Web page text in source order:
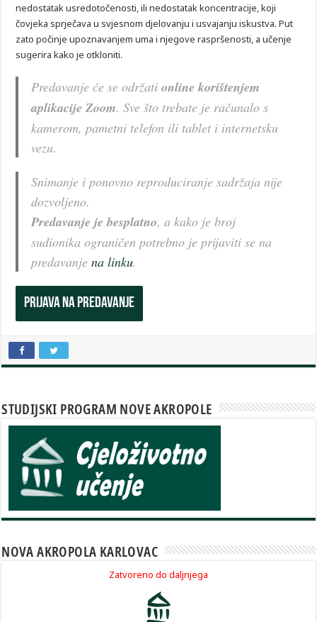
nedostatak usredotočenosti, ili nedostatak koncentracije, koji
čovjeka sprječava u svjesnom djelovanju i usvajanju iskustva. Put
zato počinje upoznavanjem uma i njegove raspršenosti, a učenje
sugerira kako je otkloniti.
Predavanje će se održationline korištenjem
aplikacije Zoom. Sve što trebate je računalo s
kamerom, pametni telefon ili tablet i internetsku
vezu.
Snimanje i ponovno reproduciranje sadržaja nije
dozvoljeno.
Predavanje je besplatno, a kako je broj
sudionika ograničen potrebno je prijaviti se na
predavanjena linku.
Prijava na predavanje
STUDIJSKI PROGRAM NOVE AKROPOLE
NOVA AKROPOLA KARLOVAC
Zatvoreno do daljnjega